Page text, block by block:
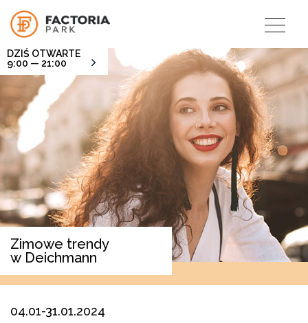
DZIŚ OTWARTE
9:00 — 21:00
Zimowe trendy
w Deichmann
04.01-31.01.2024